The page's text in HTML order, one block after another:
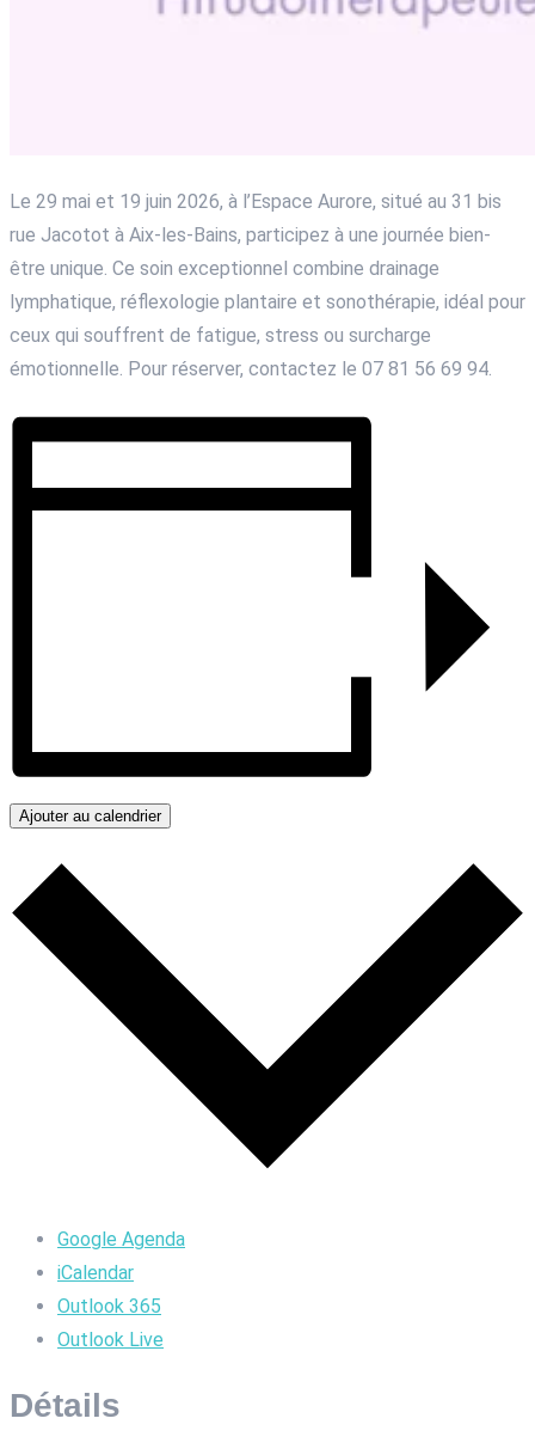
Le 29 mai et 19 juin 2026, à l’Espace Aurore, situé au 31 bis
rue Jacotot à Aix-les-Bains, participez à une journée bien-
être unique. Ce soin exceptionnel combine drainage
lymphatique, réflexologie plantaire et sonothérapie, idéal pour
ceux qui souffrent de fatigue, stress ou surcharge
émotionnelle. Pour réserver, contactez le 07 81 56 69 94.
Ajouter au calendrier
Google Agenda
iCalendar
Outlook 365
Outlook Live
Détails